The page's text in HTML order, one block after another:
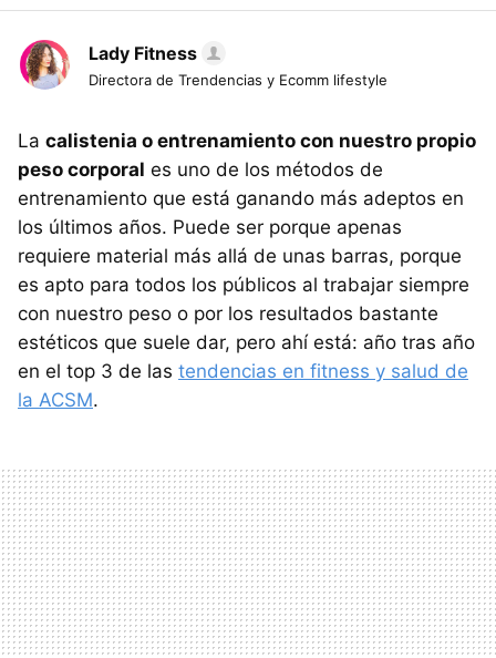
Lady Fitness
Directora de Trendencias y Ecomm lifestyle
La calistenia o entrenamiento con nuestro propio
peso corporal es uno de los métodos de
entrenamiento que está ganando más adeptos en
los últimos años. Puede ser porque apenas
requiere material más allá de unas barras, porque
es apto para todos los públicos al trabajar siempre
con nuestro peso o por los resultados bastante
estéticos que suele dar, pero ahí está: año tras año
en el top 3 de las tendencias en fitness y salud de
la ACSM.